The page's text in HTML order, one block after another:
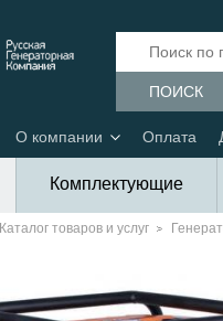
ПОИСК
О компании Оплата
Комплектующие
Каталог товаров и услуг